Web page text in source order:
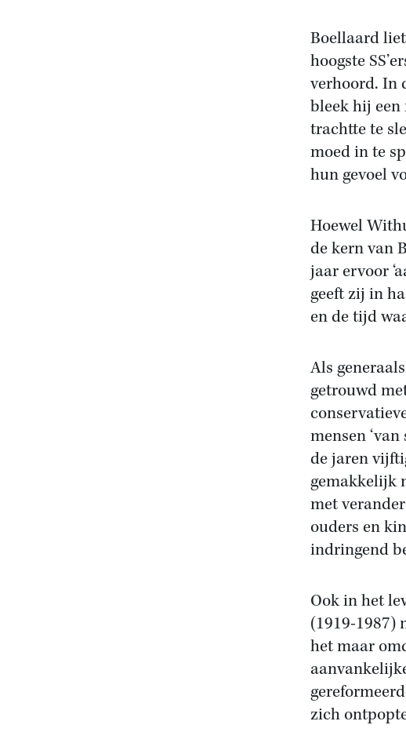
Boellaard
hoogste
verhoord. In
bleek hij een
trachtte te
moed in te
hun gevoel
Hoewel
de kern van
jaar ervoor
geeft zij in
en de tijd
Als
getrouwd
mensen
de jaren
gemakkelijk
met
ouders en
indringend
Ook in het
(1919-1987)
het maar
zich